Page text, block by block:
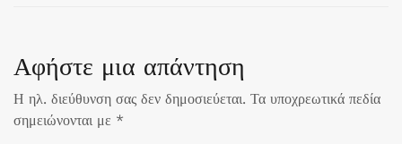
Αφήστε μια απάντηση
Η ηλ. διεύθυνση σας δεν δημοσιεύεται. Τα υποχρεωτικά πεδία
σημειώνονται με *